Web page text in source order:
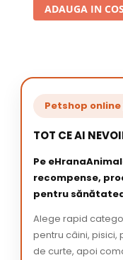
ADAUGA IN COS
Petshop
TOT CE AI
Pe
recompense,
pentru
Alege rapid
pentru câini, pisici,
de curte, apoi